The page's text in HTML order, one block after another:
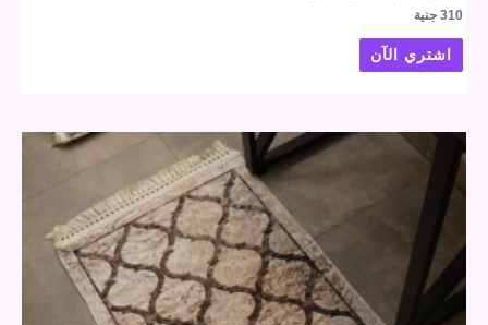
310 جنية
اشتري الآن